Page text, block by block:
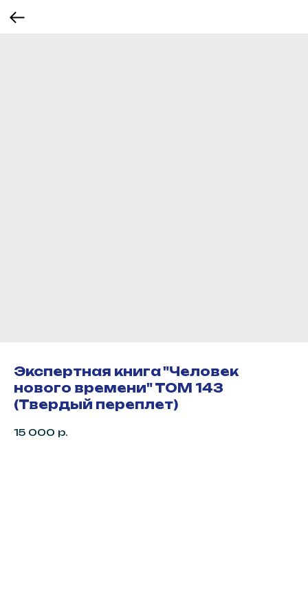
Экспертная книга "Человек
нового времени" ТОМ 143
(Твердый переплет)
15 000 р.